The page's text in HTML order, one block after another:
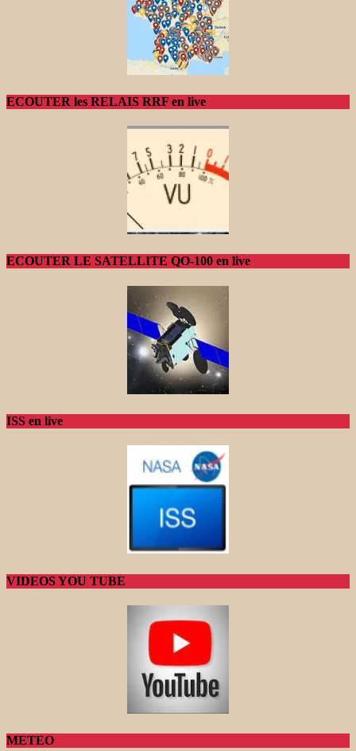
ECOUTER les RELAIS RRF en live
ECOUTER LE SATELLITE QO-100 en live
ISS en live
VIDEOS YOU TUBE
METEO